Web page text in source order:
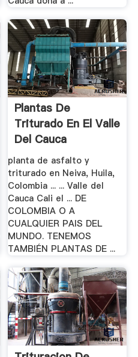
Plantas De
Triturado En El Valle
Del Cauca
planta de asfalto y
triturado en Neiva, Huila,
Colombia ... ... Valle del
Cauca Cali el ... DE
COLOMBIA O A
CUALQUIER PAIS DEL
MUNDO. TENEMOS
TAMBIÉN PLANTAS DE ...